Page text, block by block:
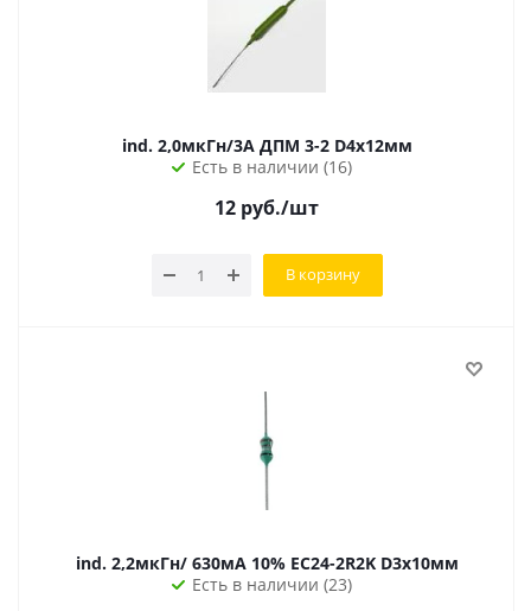
ind. 2,0мкГн/3А ДПМ 3-2 D4х12мм
Есть в наличии (16)
12 руб./шт
В корзину
ind. 2,2мкГн/ 630мА 10% EC24-2R2K D3х10мм
Есть в наличии (23)